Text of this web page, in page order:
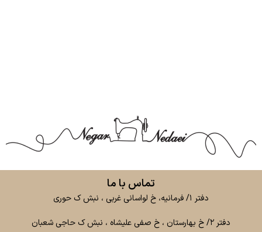
تماس با ما
دفتر ۱/ فرمانیه، خ لواسانی غربی ، نبش ک حوری
دفتر ۲/ خ بهارستان ، خ صفی علیشاه ، نبش ک حاجی شعبان